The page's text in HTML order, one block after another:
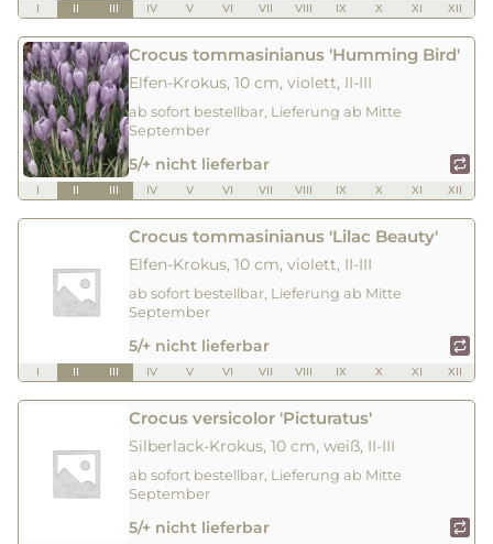
I II III IV V VI VII VIII IX X XI XII
Crocus tommasinianus 'Humming Bird'
Elfen-Krokus, 10 cm, violett, II-III
ab sofort bestellbar, Lieferung ab Mitte
September
5/+ nicht lieferbar
I II III IV V VI VII VIII IX X XI XII
Crocus tommasinianus 'Lilac Beauty'
Elfen-Krokus, 10 cm, violett, II-III
ab sofort bestellbar, Lieferung ab Mitte
September
5/+ nicht lieferbar
I II III IV V VI VII VIII IX X XI XII
Crocus versicolor 'Picturatus'
Silberlack-Krokus, 10 cm, weiß, II-III
ab sofort bestellbar, Lieferung ab Mitte
September
5/+ nicht lieferbar